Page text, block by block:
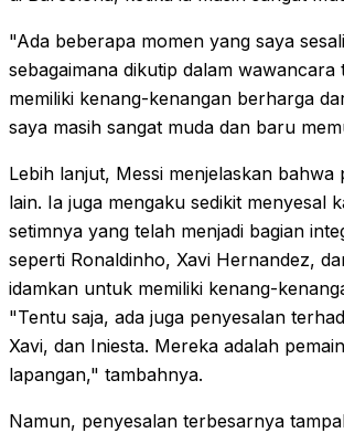
"Ada beberapa momen yang saya
sebagaimana dikutip dalam
memiliki kenang-kenangan berharga
saya masih sangat muda dan baru
Lebih lanjut, Messi menjelaskan
lain. Ia juga mengaku sedikit
setimnya yang telah menjadi bagian
seperti Ronaldinho, Xavi Hernandez,
idamkan untuk memiliki kenang-
"Tentu saja, ada juga penyesalan
Xavi, dan Iniesta. Mereka adalah
lapangan," tambahnya.
Namun, penyesalan terbesarnya